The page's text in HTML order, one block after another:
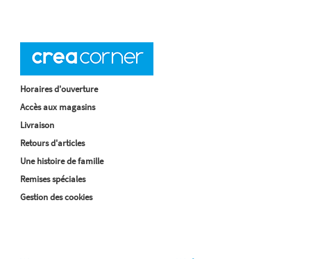
Horaires d'ouverture
Accès aux magasins
Livraison
Retours d'articles
Une histoire de famille
Remises spéciales
Gestion des cookies